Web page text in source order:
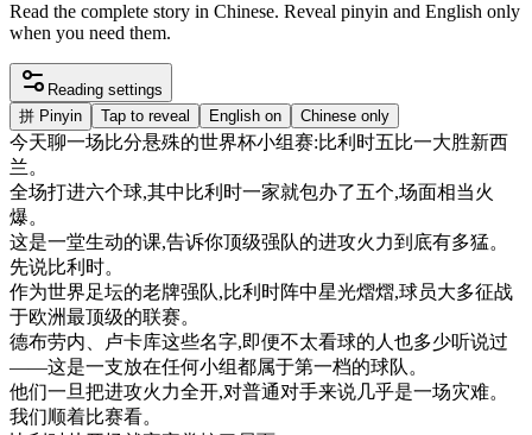
Read the complete story in Chinese. Reveal pinyin and English only
when you need them.
Reading settings
拼 Pinyin Tap to reveal English on Chinese only
今天聊一场比分悬殊的世界杯小组赛:比利 时五比一大胜新西
兰。
全场打进六个球,其中 比利 时一家就包办了五个,场面相当火
爆。
这是一堂生动的课,告诉你顶级强队的进攻火力到底有多猛。
先说比利 时。
作为世界足坛的老牌强队,比利 时阵中星光熠熠,球员大多征战
于欧洲最顶级的联赛。
德布劳内、 卢卡库这些名字,即便不太看球的人也多少听说过
——这是一支放在任何小组都属于第一档的球队。
他们一旦把进攻火力全开,对普通对手来说几乎是一场灾难。
我们顺着比赛看。